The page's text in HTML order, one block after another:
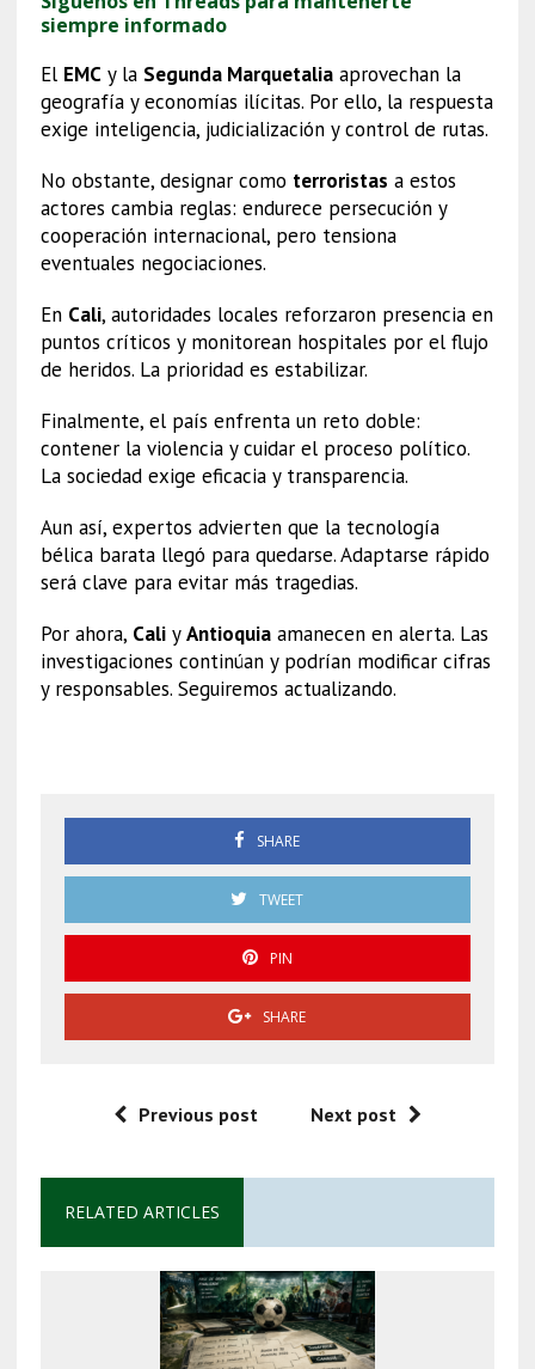
siempre informado
El EMC y la Segunda Marquetaliaaprovechan la
geografía y economías ilícitas. Por ello, la respuesta
exige inteligencia, judicialización y control de rutas.
No obstante, designar como terroristas a estos
actores cambia reglas: endurece persecución y
cooperación internacional, pero tensiona
eventuales negociaciones.
En Cali, autoridades locales reforzaron presencia en
puntos críticos y monitorean hospitales por el flujo
de heridos. La prioridad es estabilizar.
Finalmente, el país enfrenta un reto doble:
contener la violencia y cuidar el proceso político.
La sociedad exige eficacia y transparencia.
Aun así, expertos advierten que la tecnología
bélica barata llegó para quedarse. Adaptarse rápido
será clave para evitar más tragedias.
Por ahora, CaliyAntioquiaamanecen en alerta. Las
investigaciones continúan y podrían modificar cifras
y responsables. Seguiremos actualizando.
SHARE
TWEET
PIN
SHARE
Previous post Next post
RELATED ARTICLES